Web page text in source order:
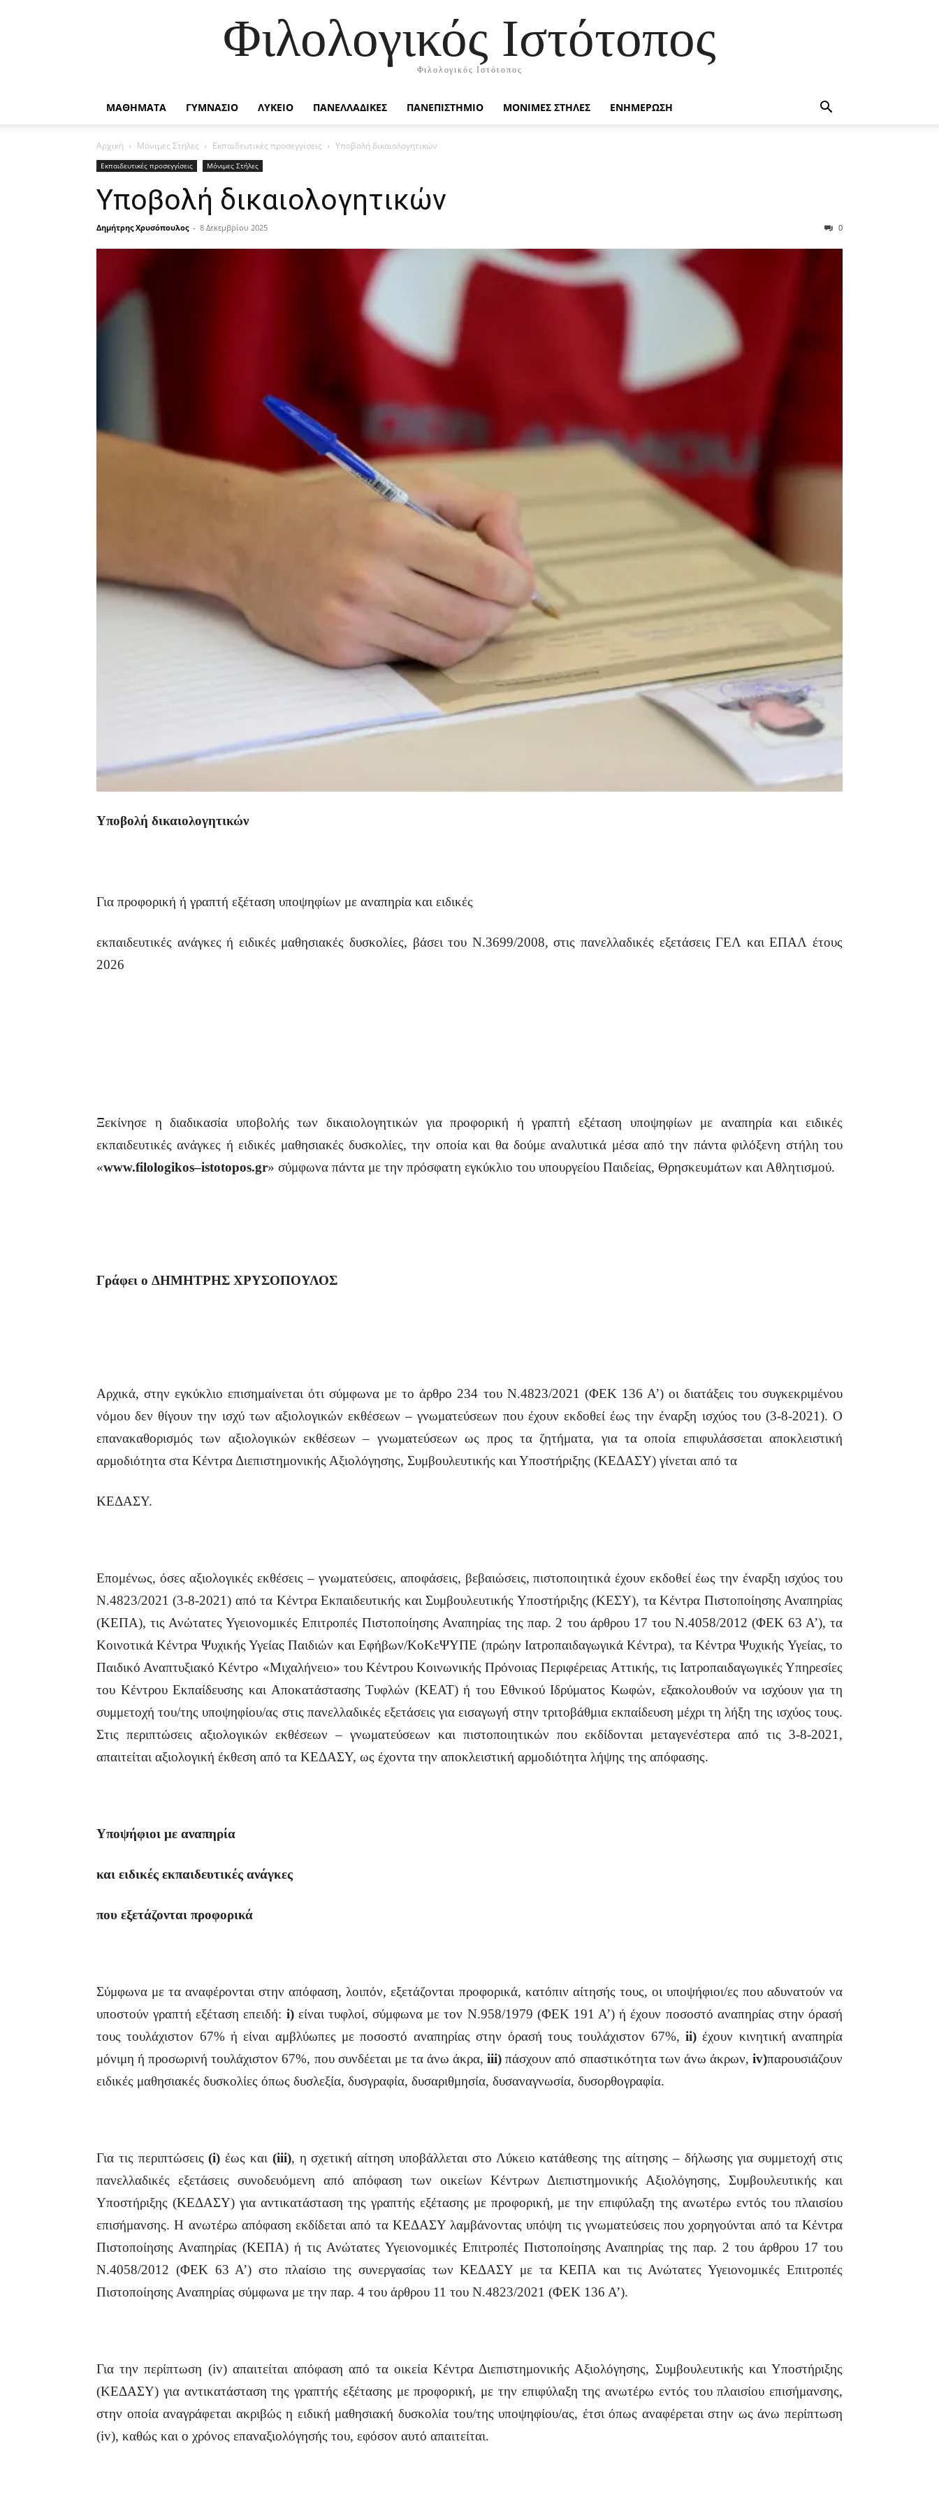
Φιλολογικός Ιστότοπος
Φιλολογικός Ιστότοπος
ΜΑΘΗΜΑΤΑ ΓΥΜΝΑΣΙΟ ΛΥΚΕΙΟ ΠΑΝΕΛΛΑΔΙΚΕΣ ΠΑΝΕΠΙΣΤΗΜΙΟ ΜΟΝΙΜΕΣ ΣΤΗΛΕΣ ΕΝΗΜΕΡΩΣΗ
Αρχική Μόνιμες Στήλες Εκπαιδευτικές προσεγγίσεις Υποβολή δικαιολογητικών
Εκπαιδευτικές προσεγγίσεις Μόνιμες Στήλες
Υποβολή δικαιολογητικών
Δημήτρης Χρυσόπουλος - 8 Δεκεμβρίου 2025 0
Υποβολή δικαιολογητικών
Για προφορική ή γραπτή εξέταση υποψηφίων με αναπηρία και ειδικές
εκπαιδευτικές ανάγκες ή ειδικές μαθησιακές δυσκολίες, βάσει του Ν.3699/2008, στις πανελλαδικές εξετάσεις ΓΕΛ και ΕΠΑΛ έτους
2026
Ξεκίνησε η διαδικασία υποβολής των δικαιολογητικών για προφορική ή γραπτή εξέταση υποψηφίων με αναπηρία και ειδικές
εκπαιδευτικές ανάγκες ή ειδικές μαθησιακές δυσκολίες, την οποία και θα δούμε αναλυτικά μέσα από την πάντα φιλόξενη στήλη του
«www.filologikos–istotopos.gr» σύμφωνα πάντα με την πρόσφατη εγκύκλιο του υπουργείου Παιδείας, Θρησκευμάτων και Αθλητισμού.
Γράφει ο ΔΗΜΗΤΡΗΣ ΧΡΥΣΟΠΟΥΛΟΣ
Αρχικά, στην εγκύκλιο επισημαίνεται ότι σύμφωνα με το άρθρο 234 του Ν.4823/2021 (ΦΕΚ 136 Α’) οι διατάξεις του συγκεκριμένου
νόμου δεν θίγουν την ισχύ των αξιολογικών εκθέσεων – γνωματεύσεων που έχουν εκδοθεί έως την έναρξη ισχύος του (3-8-2021). Ο
επανακαθορισμός των αξιολογικών εκθέσεων – γνωματεύσεων ως προς τα ζητήματα, για τα οποία επιφυλάσσεται αποκλειστική
αρμοδιότητα στα Κέντρα Διεπιστημονικής Αξιολόγησης, Συμβουλευτικής και Υποστήριξης (ΚΕΔΑΣΥ) γίνεται από τα
ΚΕΔΑΣΥ.
Επομένως, όσες αξιολογικές εκθέσεις – γνωματεύσεις, αποφάσεις, βεβαιώσεις, πιστοποιητικά έχουν εκδοθεί έως την έναρξη ισχύος του
Ν.4823/2021 (3-8-2021) από τα Κέντρα Εκπαιδευτικής και Συμβουλευτικής Υποστήριξης (ΚΕΣΥ), τα Κέντρα Πιστοποίησης Αναπηρίας
(ΚΕΠΑ), τις Ανώτατες Υγειονομικές Επιτροπές Πιστοποίησης Αναπηρίας της παρ. 2 του άρθρου 17 του Ν.4058/2012 (ΦΕΚ 63 Α’), τα
Κοινοτικά Κέντρα Ψυχικής Υγείας Παιδιών και Εφήβων/ΚοΚεΨΥΠΕ (πρώην Ιατροπαιδαγωγικά Κέντρα), τα Κέντρα Ψυχικής Υγείας, το
Παιδικό Αναπτυξιακό Κέντρο «Μιχαλήνειο» του Κέντρου Κοινωνικής Πρόνοιας Περιφέρειας Αττικής, τις Ιατροπαιδαγωγικές Υπηρεσίες
του Κέντρου Εκπαίδευσης και Αποκατάστασης Τυφλών (ΚΕΑΤ) ή του Εθνικού Ιδρύματος Κωφών, εξακολουθούν να ισχύουν για τη
συμμετοχή του/της υποψηφίου/ας στις πανελλαδικές εξετάσεις για εισαγωγή στην τριτοβάθμια εκπαίδευση μέχρι τη λήξη της ισχύος τους.
Στις περιπτώσεις αξιολογικών εκθέσεων – γνωματεύσεων και πιστοποιητικών που εκδίδονται μεταγενέστερα από τις 3-8-2021,
απαιτείται αξιολογική έκθεση από τα ΚΕΔΑΣΥ, ως έχοντα την αποκλειστική αρμοδιότητα λήψης της απόφασης.
Υποψήφιοι με αναπηρία
και ειδικές εκπαιδευτικές ανάγκες
που εξετάζονται προφορικά
Σύμφωνα με τα αναφέρονται στην απόφαση, λοιπόν, εξετάζονται προφορικά, κατόπιν αίτησής τους, οι υποψήφιοι/ες που αδυνατούν να
υποστούν γραπτή εξέταση επειδή: i)είναι τυφλοί, σύμφωνα με τον Ν.958/1979 (ΦΕΚ 191 Α’) ή έχουν ποσοστό αναπηρίας στην όρασή
τους τουλάχιστον 67% ή είναι αμβλύωπες με ποσοστό αναπηρίας στην όρασή τους τουλάχιστον 67%, ii)έχουν κινητική αναπηρία
μόνιμη ή προσωρινή τουλάχιστον 67%, που συνδέεται με τα άνω άκρα,iii) πάσχουν από σπαστικότητα των άνω άκρων,iv)παρουσιάζουν
ειδικές μαθησιακές δυσκολίες όπως δυσλεξία, δυσγραφία, δυσαριθμησία, δυσαναγνωσία, δυσορθογραφία.
Για τις περιπτώσεις(i) έως και (iii), η σχετική αίτηση υποβάλλεται στο Λύκειο κατάθεσης της αίτησης – δήλωσης για συμμετοχή στις
πανελλαδικές εξετάσεις συνοδευόμενη από απόφαση των οικείων Κέντρων Διεπιστημονικής Αξιολόγησης, Συμβουλευτικής και
Υποστήριξης (ΚΕΔΑΣΥ) για αντικατάσταση της γραπτής εξέτασης με προφορική, με την επιφύλαξη της ανωτέρω εντός του πλαισίου
επισήμανσης. Η ανωτέρω απόφαση εκδίδεται από τα ΚΕΔΑΣΥ λαμβάνοντας υπόψη τις γνωματεύσεις που χορηγούνται από τα Κέντρα
Πιστοποίησης Αναπηρίας (ΚΕΠΑ) ή τις Ανώτατες Υγειονομικές Επιτροπές Πιστοποίησης Αναπηρίας της παρ. 2 του άρθρου 17 του
Ν.4058/2012 (ΦΕΚ 63 Α’) στο πλαίσιο της συνεργασίας των ΚΕΔΑΣΥ με τα ΚΕΠΑ και τις Ανώτατες Υγειονομικές Επιτροπές
Πιστοποίησης Αναπηρίας σύμφωνα με την παρ. 4 του άρθρου 11 του Ν.4823/2021 (ΦΕΚ 136 Α’).
Για την περίπτωση (iv) απαιτείται απόφαση από τα οικεία Κέντρα Διεπιστημονικής Αξιολόγησης, Συμβουλευτικής και Υποστήριξης
(ΚΕΔΑΣΥ) για αντικατάσταση της γραπτής εξέτασης με προφορική, με την επιφύλαξη της ανωτέρω εντός του πλαισίου επισήμανσης,
στην οποία αναγράφεται ακριβώς η ειδική μαθησιακή δυσκολία του/της υποψηφίου/ας, έτσι όπως αναφέρεται στην ως άνω περίπτωση
(iv), καθώς και ο χρόνος επαναξιολόγησής του, εφόσον αυτό απαιτείται.